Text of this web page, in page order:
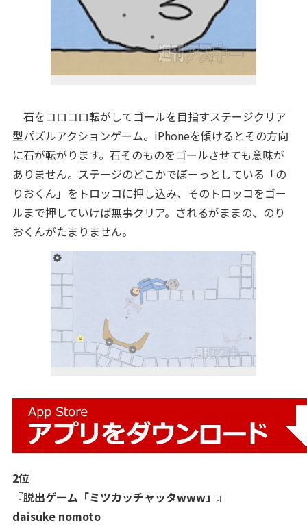
石をコロコロ転がしてゴールを目指すステージクリア
型パズルアクションゲーム。iPhoneを傾けるとその方向
に石が転がります。石そのものをゴールさせても意味が
ありません。ステージのどこかでぼーっとしている「の
りおくん」をトロッコに押し込み、そのトロッコをゴー
ルまで押していけば無事クリア。されるがままの、のり
おくんがたまりません。
2位
『脱出ゲーム「ミツカッチャッタwww」』
daisuke nomoto